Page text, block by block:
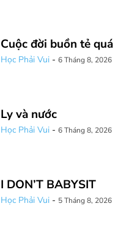
Cuộc đời buồn tẻ quá
Học Phải Vui - 6 Tháng 8, 2026
Ly và nước
Học Phải Vui - 6 Tháng 8, 2026
I DON’T BABYSIT
Học Phải Vui - 5 Tháng 8, 2026